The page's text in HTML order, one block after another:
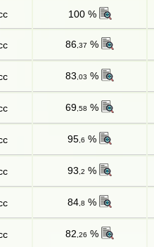
100 %
86 ,37 %
83 ,03 %
69 ,58 %
95 ,6 %
93 ,2 %
84 ,8 %
82 ,26 %